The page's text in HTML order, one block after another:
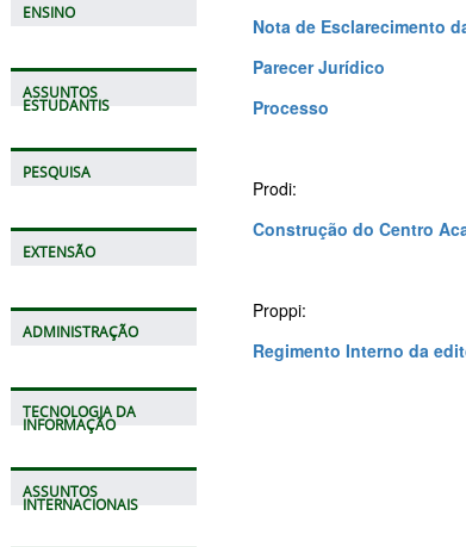
ENSINO
ASSUNTOS
ESTUDANTIS
PESQUISA
EXTENSÃO
ADMINISTRAÇÃO
TECNOLOGIA DA
INFORMAÇÃO
ASSUNTOS
INTERNACIONAIS
Nota de Esclarecimento
Parecer Jurídico
Processo
Prodi:
Construção do Centro
Proppi:
Regimento Interno da